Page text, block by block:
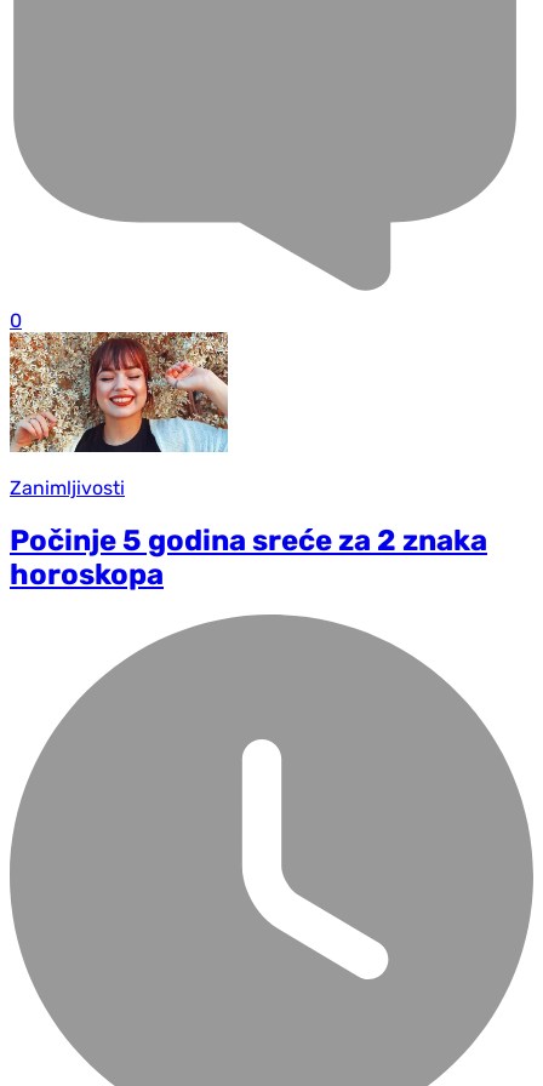
0
Zanimljivosti
Počinje 5 godina sreće za 2 znaka
horoskopa